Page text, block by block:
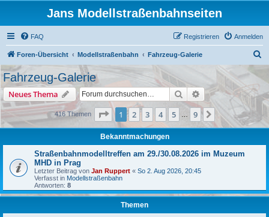
Jans Modellstraßenbahnseiten
FAQ Anmelden
Registrieren
Foren-Übersicht Modellstraßenbahn Fahrzeug-Galerie
c
h
Fahrzeug-Galerie
Neues Thema Suche Erweiterte Suche
416 Themen Seite 1von
1 2 3 4 5 9 Nächste
Bekanntmachungen
Straßenbahnmodelltreffen am 29./30.08.2026 im Muzeum
MHD in Prag
Letzter Beitrag von Jan Ruppert « So 2. Aug 2026, 20:45
Verfasst in Modellstraßenbahn
Antworten: 8
Themen